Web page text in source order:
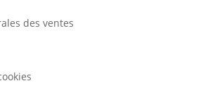
des ventes